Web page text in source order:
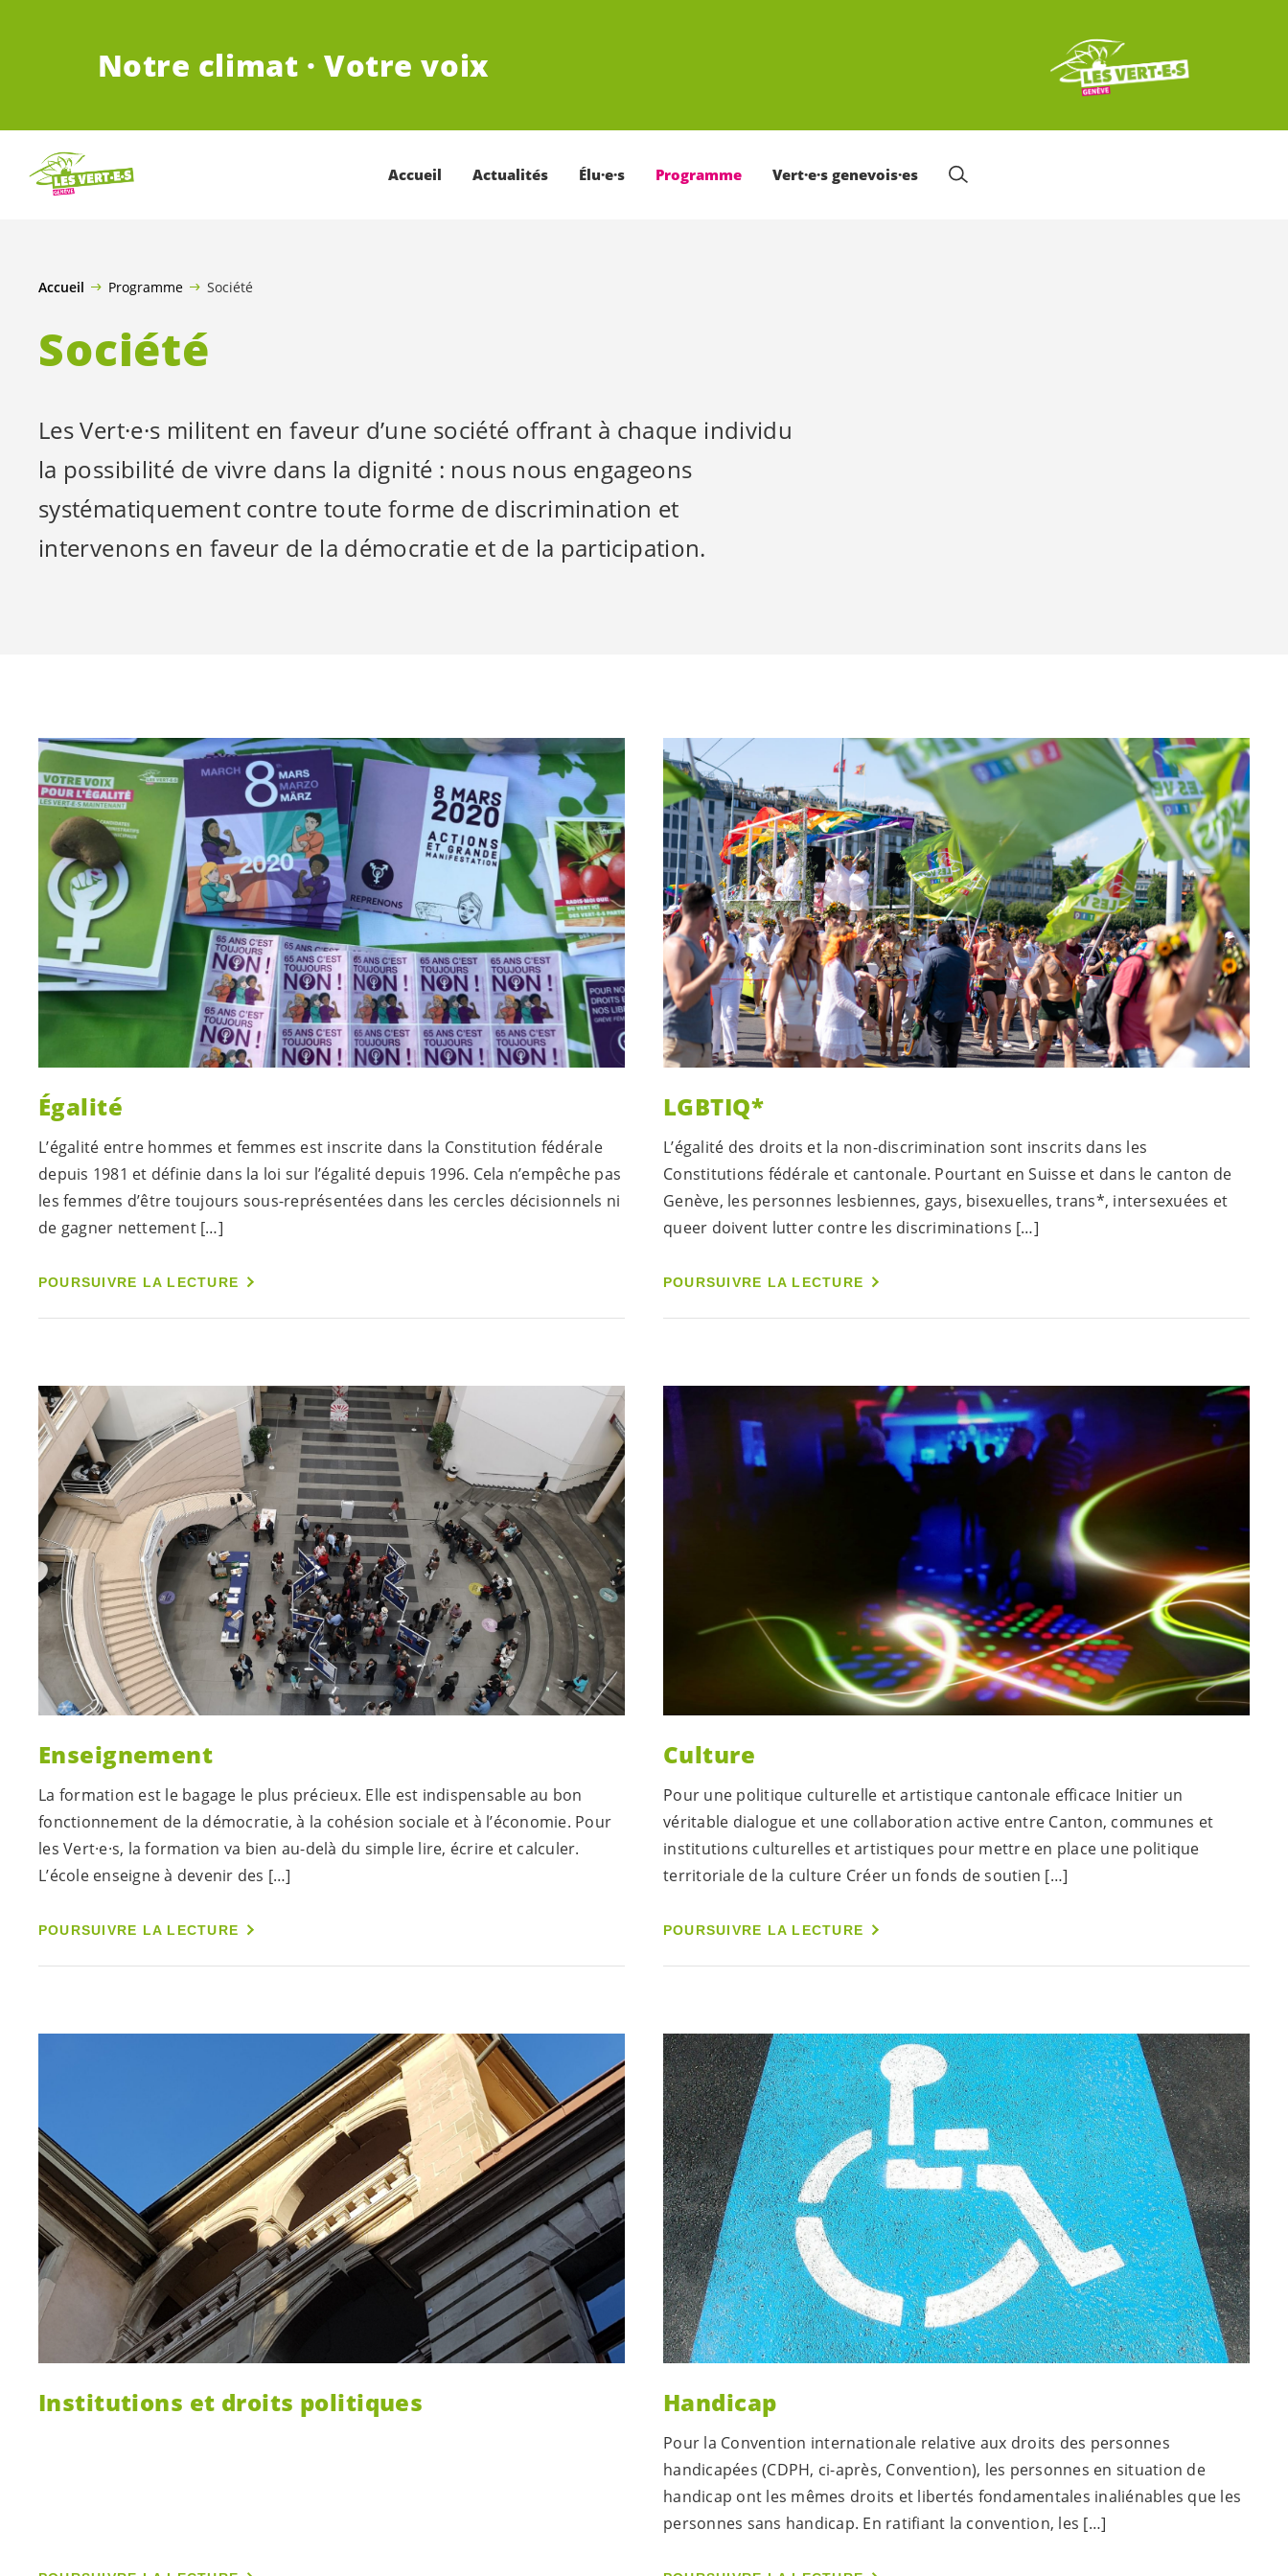
Notre climat · Votre voix
Accueil Actualités Élu·e·s Programme Vert·e·s genevois·es
Accueil Programme Société
Société
LesVert·e·s militent en faveur d’une société offrant à chaque individu
la possibilité de vivre dans la dignité : nous nous engageons
systématiquement contre toute forme de discrimination et
intervenons en faveur de la démocratie et de la participation.
Égalité
L’égalité entre hommes et femmes est inscrite dans la Constitution fédérale
depuis 1981 et définie dans la loi sur l’égalité depuis 1996. Cela n’empêche pas
les femmes d’être toujours sous-représentées dans les cercles décisionnels ni
de gagner nettement […]
POURSUIVRE LA LECTURE
LGBTIQ*
L’égalité des droits et la non-discrimination sont inscrits dans les
Constitutions fédérale et cantonale. Pourtant en Suisse et dans le canton de
Genève, les personnes lesbiennes, gays, bisexuelles, trans*, intersexuées et
queer doivent lutter contre les discriminations […]
POURSUIVRE LA LECTURE
Enseignement
La formation est le bagage le plus précieux. Elle est indispensable au bon
fonctionnement de la démocratie, à la cohésion sociale et à l’économie. Pour
les Vert·e·s, la formation va bien au-delà du simple lire, écrire et calculer.
L’école enseigne à devenir des […]
POURSUIVRE LA LECTURE
Culture
Pour une politique culturelle et artistique cantonale efficace Initier un
véritable dialogue et une collaboration active entre Canton, communes et
institutions culturelles et artistiques pour mettre en place une politique
territoriale de la culture Créer un fonds de soutien […]
POURSUIVRE LA LECTURE
Institutions et droits politiques Handicap
Pour la Convention internationale relative aux droits des personnes
handicapées (CDPH, ci-après, Convention), les personnes en situation de
handicap ont les mêmes droits et libertés fondamentales inaliénables que les
personnes sans handicap. En ratifiant la convention, les […]